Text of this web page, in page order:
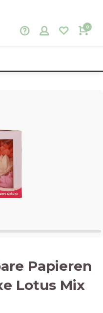
0
Papieren
Lotus Mix